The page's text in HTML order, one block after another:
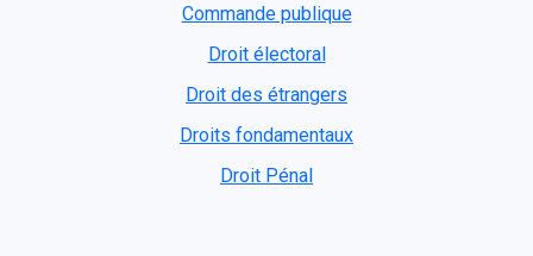
Commande publique
Droit électoral
Droit des étrangers
Droits fondamentaux
Droit Pénal